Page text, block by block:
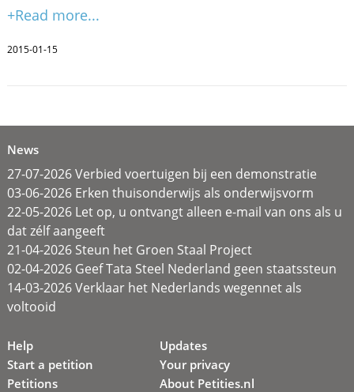
+Read more...
2015-01-15
News
27-07-2026 Verbied voertuigen bij een demonstratie
03-06-2026 Erken thuisonderwijs als onderwijsvorm
22-05-2026 Let op, u ontvangt alleen e-mail van ons als u
dat zélf aangeeft
21-04-2026 Steun het Groen Staal Project
02-04-2026 Geef Tata Steel Nederland geen staatssteun
14-03-2026 Verklaar het Nederlands wegennet als
voltooid
Help
Start a petition
Petitions
Updates
Your privacy
About Petities.nl